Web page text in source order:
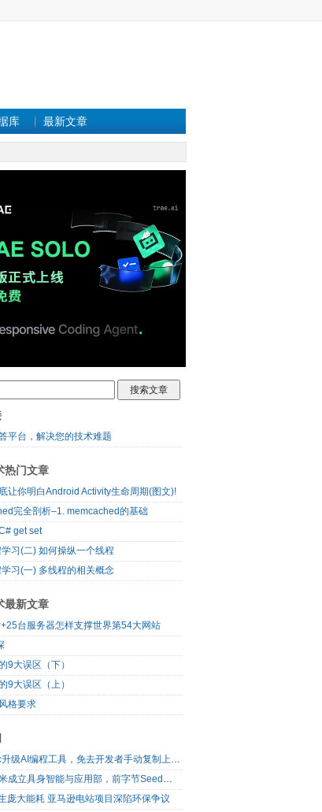
库 最新文章
平台，解决您的技术难题
热门文章
让你明白Android Activity生命周期(图文)!
完全剖析–1. memcached的基础
get set
习(二) 如何操纵一个线程
习(一) 多线程的相关概念
最新文章
台服务器怎样支撑世界第54大网站
9大误区（下）
9大误区（上）
格要求
Anthropic升级AI编程工具，免去开发者手动复制上下文
消息称小米成立具身智能与应用部，前字节Seed孔涛挂帅
庞大能耗 亚马逊电站项目深陷环保争议